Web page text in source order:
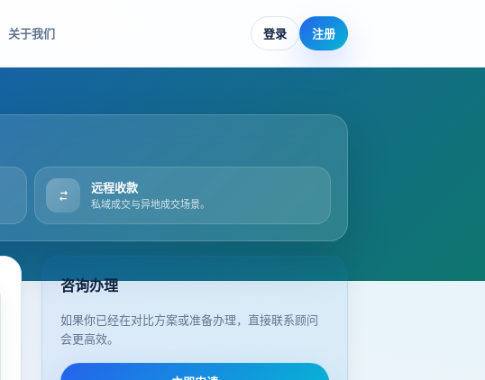
关于我们 登录 注册
远程收款
私域成交与异地成交场景。
咨询办理
如果你已经在对比方案或准备办理，直接联系顾问
会更高效。